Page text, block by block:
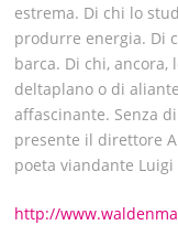
estrema. Di chi lo
produrre energia. Di
barca. Di chi, ancora,
deltaplano o di
affascinante. Senza
presente il direttore
poeta viandante Luigi
http://